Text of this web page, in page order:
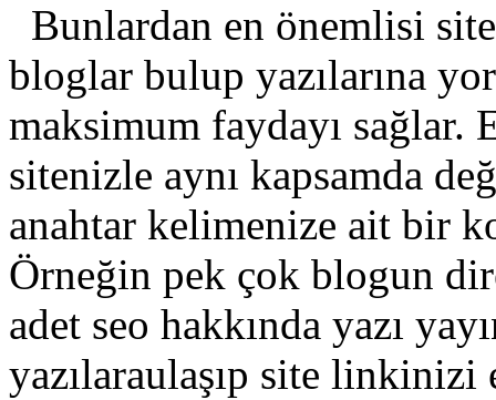
Bunlardan en önemlisi
bloglar bulup yazılarına
maksimum faydayı
sitenizle aynı kapsamda
anahtar kelimenize ait bir
Örneğin pek çok blogun
adet seo hakkında yazı
yazılaraulaşıp site